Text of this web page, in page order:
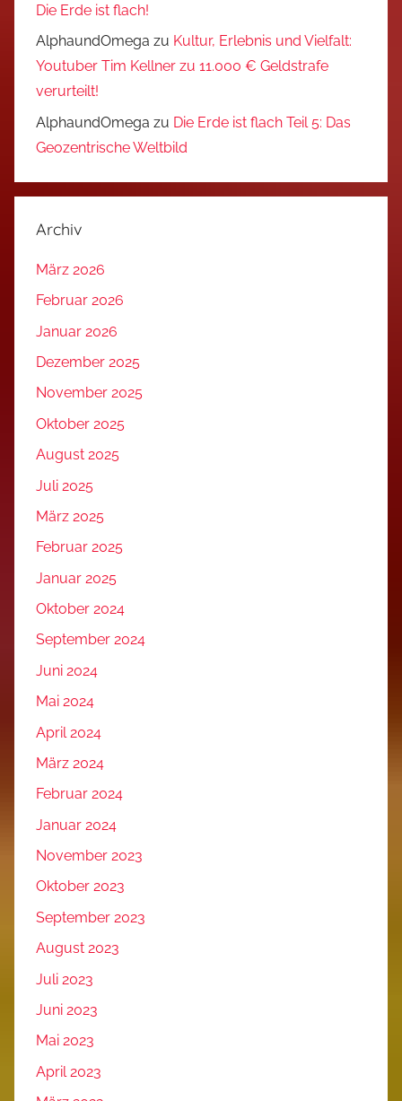
Die Erde ist flach!
AlphaundOmega zu Kultur, Erlebnis und Vielfalt:
Youtuber Tim Kellner zu 11.000 € Geldstrafe
verurteilt!
AlphaundOmega zu Die Erde ist flach Teil 5: Das
Geozentrische Weltbild
Archiv
März 2026
Februar 2026
Januar 2026
Dezember 2025
November 2025
Oktober 2025
August 2025
Juli 2025
März 2025
Februar 2025
Januar 2025
Oktober 2024
September 2024
Juni 2024
Mai 2024
April 2024
März 2024
Februar 2024
Januar 2024
November 2023
Oktober 2023
September 2023
August 2023
Juli 2023
Juni 2023
Mai 2023
April 2023